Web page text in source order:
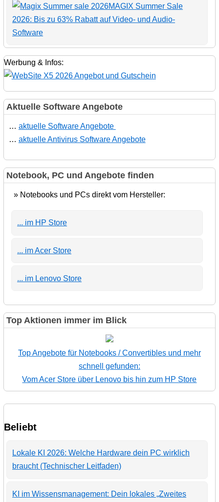
MAGIX Summer Sale
2026: Bis zu 63% Rabatt auf Video- und Audio-
Software
Werbung & Infos:
Aktuelle Software Angebote
… aktuelle Software Angebote
… aktuelle Antivirus Software Angebote
Notebook, PC und Angebote finden
» Notebooks und PCs direkt vom Hersteller:
... im HP Store
... im Acer Store
... im Lenovo Store
Top Aktionen immer im Blick
Top Angebote für Notebooks / Convertibles und mehr
schnell gefunden:
Vom Acer Store über Lenovo bis hin zum HP Store
Beliebt
Lokale KI 2026: Welche Hardware dein PC wirklich
braucht (Technischer Leitfaden)
KI im Wissensmanagement: Dein lokales „Zweites